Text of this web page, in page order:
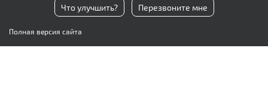
Что улучшить? Перезвоните мне
Полная версия сайта